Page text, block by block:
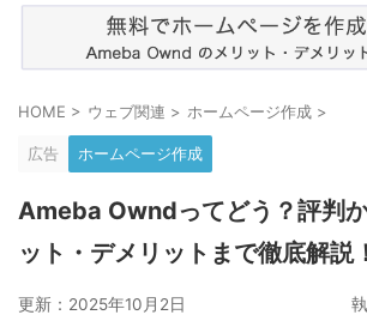
キャッシュレス決済端末１vs１
POSレジ スマレジ カラーミーショ
楽天ペイ stera pack WordPress
ハンドメイド販売 ホームページ作成サー
グーペ デジタルコンテンツ販売 仕
HOME > ウェブ関連 > ホームページ作成 >
広告 ホームページ作成
Ameba Owndってどう？評判
ット・デメリットまで徹底解説！
更新：2025年10月2日